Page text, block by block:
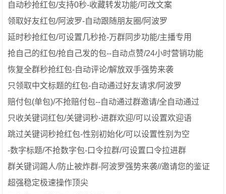
自动秒抢红包/支持0秒-收藏转发功能/可改文案
领取好友红包/阿波罗-自动跟随朋友圈/阿波罗
延时秒抢红包/可设置几秒抢-万群同步功能/主播专用
抢自己的红包/抢自己发的包--自动点赞/24小时营销功能
恢复全群秒抢红包-自动评论/解放双手强势来袭
只领取中文标题的红包-自动通过好友请求/阿波罗
赔付包(单包)/不抢赔付包--自动通过群邀请/全自动通过
只收关键词红包/关键词秒-进群欢迎/可以设置欢迎语
跳过关键词秒抢红包-性别初始化/可以设置性别为空
-数字标题/不抢数字包-口令拉群/可设置口令拉进群
群关键词踢人/防止被炸群-阿波罗强势来袭//邀请您的鉴证
超强稳定极速操作顶尖